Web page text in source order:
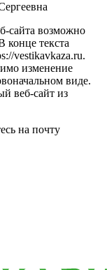
сайта возможно
конце текста
vestikavkaza.ru.
изменение
виде.
веб-сайт из
на почту